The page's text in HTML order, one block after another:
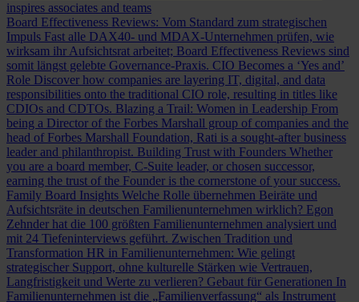
inspires associates and teams
Board Effectiveness Reviews: Vom Standard zum strategischen
Impuls Fast alle DAX40- und MDAX-Unternehmen prüfen, wie
wirksam ihr Aufsichtsrat arbeitet; Board Effectiveness Reviews sind
somit längst gelebte Governance-Praxis. CIO Becomes a ‘Yes and’
Role Discover how companies are layering IT, digital, and data
responsibilities onto the traditional CIO role, resulting in titles like
CDIOs and CDTOs. Blazing a Trail: Women in Leadership From
being a Director of the Forbes Marshall group of companies and the
head of Forbes Marshall Foundation, Rati is a sought-after business
leader and philanthropist. Building Trust with Founders Whether
you are a board member, C-Suite leader, or chosen successor,
earning the trust of the Founder is the cornerstone of your success.
Family Board Insights Welche Rolle übernehmen Beiräte und
Aufsichtsräte in deutschen Familienunternehmen wirklich? Egon
Zehnder hat die 100 größten Familienunternehmen analysiert und
mit 24 Tiefeninterviews geführt. Zwischen Tradition und
Transformation HR in Familienunternehmen: Wie gelingt
strategischer Support, ohne kulturelle Stärken wie Vertrauen,
Langfristigkeit und Werte zu verlieren? Gebaut für Generationen In
Familienunternehmen ist die „Familienverfassung“ als Instrument